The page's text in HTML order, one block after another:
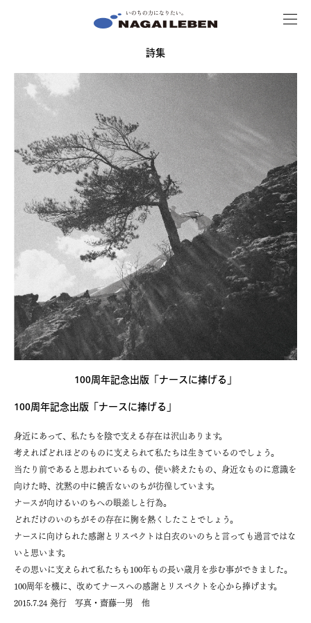
MENU
詩集
100周年記念出版「ナースに捧げる」
100周年記念出版「ナースに捧げる」
身近にあって、私たちを陰で支える存在は沢山あります。
考えればどれほどのものに支えられて私たちは生きているのでしょう。
当たり前であると思われているもの、使い終えたもの、身近なものに意識を
向けた時、沈黙の中に饒舌ないのちが彷徨しています。
ナースが向けるいのちへの眼差しと行為。
どれだけのいのちがその存在に胸を熱くしたことでしょう。
ナースに向けられた感謝とリスペクトは白衣のいのちと言っても過言ではな
いと思います。
その思いに支えられて私たちも100年もの長い歳月を歩む事ができました。
100周年を機に、改めてナースへの感謝とリスペクトを心から捧げます。
2015.7.24 発行 写真・齋藤一男 他